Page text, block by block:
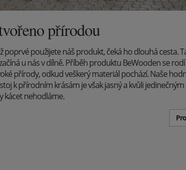
přírodou
poprvé použijete náš produkt, čeká ho dlouhá cesta.
u nás v dílně. Příběh produktu BeWooden se
přírody, odkud veškerý materiál pochází. Naše
k přírodním krásám je však jasný a kvůli
kácet nehodláme.